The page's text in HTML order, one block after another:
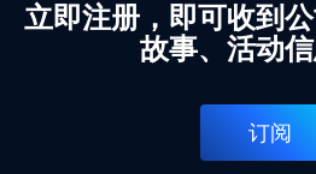
立即注册，即可收到公
故事、活动信
订阅